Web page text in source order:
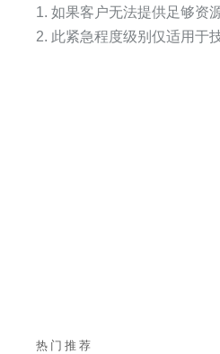
1. 如果客户无法提供足够资
2. 此紧急程度级别仅适用于
热门推荐